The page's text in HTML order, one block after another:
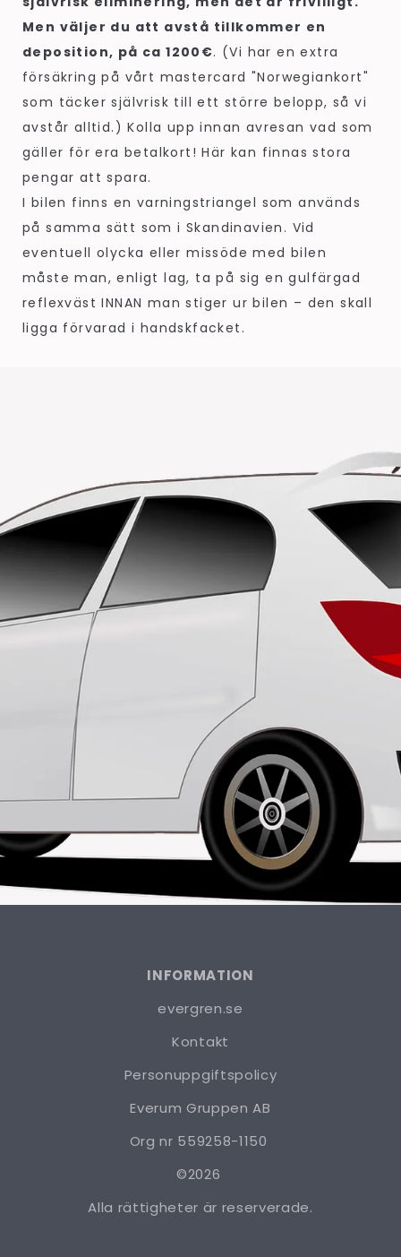
Men väljer du att avstå tillkommer en
deposition, på ca 1200€. (Vi har en extra
försäkring på vårt mastercard "Norwegiankort"
som täcker självrisk till ett större belopp, så vi
avstår alltid.) Kolla upp innan avresan vad som
gäller för era betalkort! Här kan finnas stora
pengar att spara.
I bilen finns en varningstriangel som används
på samma sätt som i Skandinavien. Vid
eventuell olycka eller missöde med bilen
måste man, enligt lag, ta på sig en gulfärgad
reflexväst INNAN man stiger ur bilen – den skall
ligga förvarad i handskfacket.
INFORMATION
evergren.se
Kontakt
Personuppgiftspolicy
Everum Gruppen AB
Org nr 559258-1150
©2026
Alla rättigheter är reserverade.